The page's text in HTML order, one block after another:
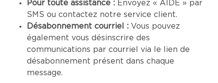
Pour toute assistance : Envoyez « AIDE » par
SMS ou contactez notre service client.
Désabonnement courriel : Vous pouvez
également vous désinscrire des
communications par courriel via le lien de
désabonnement présent dans chaque
message.